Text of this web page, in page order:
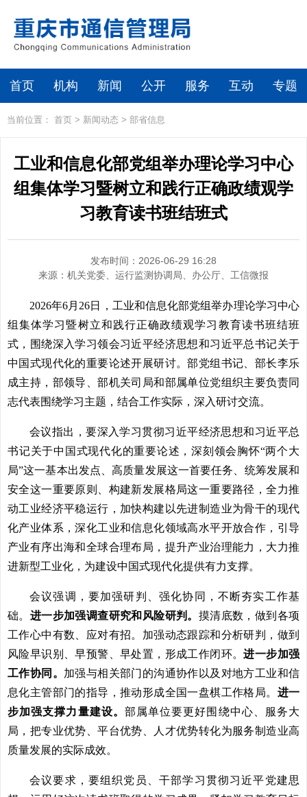
首页 机构 新闻 公开 服务 互动 专题
当前位置： 首页 > 新闻动态 > 部省信息
工业和信息化部党组举办理论学习中心
组集体学习暨树立和践行正确政绩观学
习教育读书班结班式
发布时间：2026-06-29 16:28
来源： 机关党委、运行监测协调局、办公厅、工信微报
2026年6月26日，工业和信息化部党组举办理论学习中心
组集体学习暨树立和践行正确政绩观学习教育读书班结班
式，围绕深入学习领会习近平经济思想和习近平总书记关于
中国式现代化的重要论述开展研讨。部党组书记、部长李乐
成主持，部领导、部机关司局和部属单位党组织主要负责同
志代表围绕学习主题，结合工作实际，深入研讨交流。
会议指出，要深入学习贯彻习近平经济思想和习近平总
书记关于中国式现代化的重要论述，深刻领会胸怀“两个大
局”这一基本出发点、高质量发展这一首要任务、统筹发展和
安全这一重要原则、构建新发展格局这一重要路径，全力推
动工业经济平稳运行，加快构建以先进制造业为骨干的现代
化产业体系，深化工业和信息化领域高水平开放合作，引导
产业有序出海和全球合理布局，提升产业治理能力，大力推
进新型工业化，为建设中国式现代化提供有力支撑。
会议强调，要加强研判、强化协同，不断夯实工作基
础。 进一步加强调查研究和风险研判。 摸清底数，做到各项
工作心中有数、应对有招。加强动态跟踪和分析研判，做到
风险早识别、早预警、早处置，形成工作闭环。进一步加强
工作协同。 加强与相关部门的沟通协作以及对地方工业和信
息化主管部门的指导，推动形成全国一盘棋工作格局。 进一
步加强支撑力量建设。 部属单位要更好围绕中心、服务大
局，把专业优势、平台优势、人才优势转化为服务制造业高
质量发展的实际成效。
会议要求，要组织党员、干部学习贯彻习近平党建思